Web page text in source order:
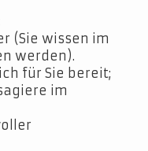
(Sie wissen im
werden).
für Sie bereit;
im